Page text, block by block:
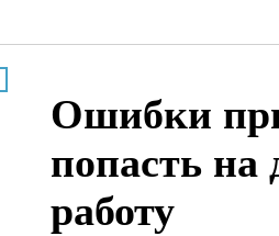
Ошибки
попасть на
работу